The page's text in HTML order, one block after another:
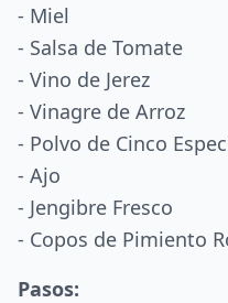
- Miel
- Salsa de Tomate
- Vino de Jerez
- Vinagre de Arroz
- Polvo de Cinco
- Ajo
- Jengibre Fresco
- Copos de Pimiento
Pasos: